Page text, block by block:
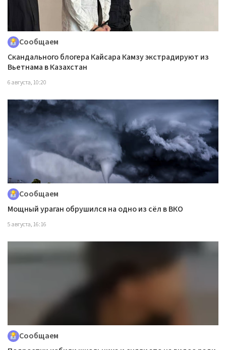
Сообщаем
Скандального блогера Кайсара Камзу экстрадируют из
Вьетнама в Казахстан
6 августа, 10:20
Сообщаем
Мощный ураган обрушился на одно из сёл в ВКО
5 августа, 16:16
Сообщаем